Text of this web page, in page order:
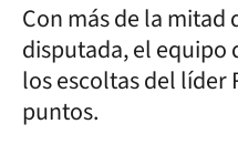
Con más de la mitad
disputada, el equipo
los escoltas del líder
puntos.